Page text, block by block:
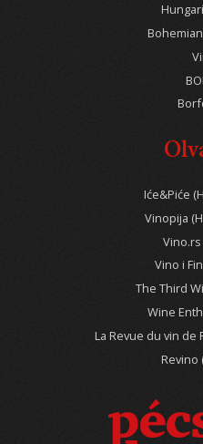
Iće&Piće
Vinopija
Vino i
The Third
Wine
La Revue du vin de
Revino